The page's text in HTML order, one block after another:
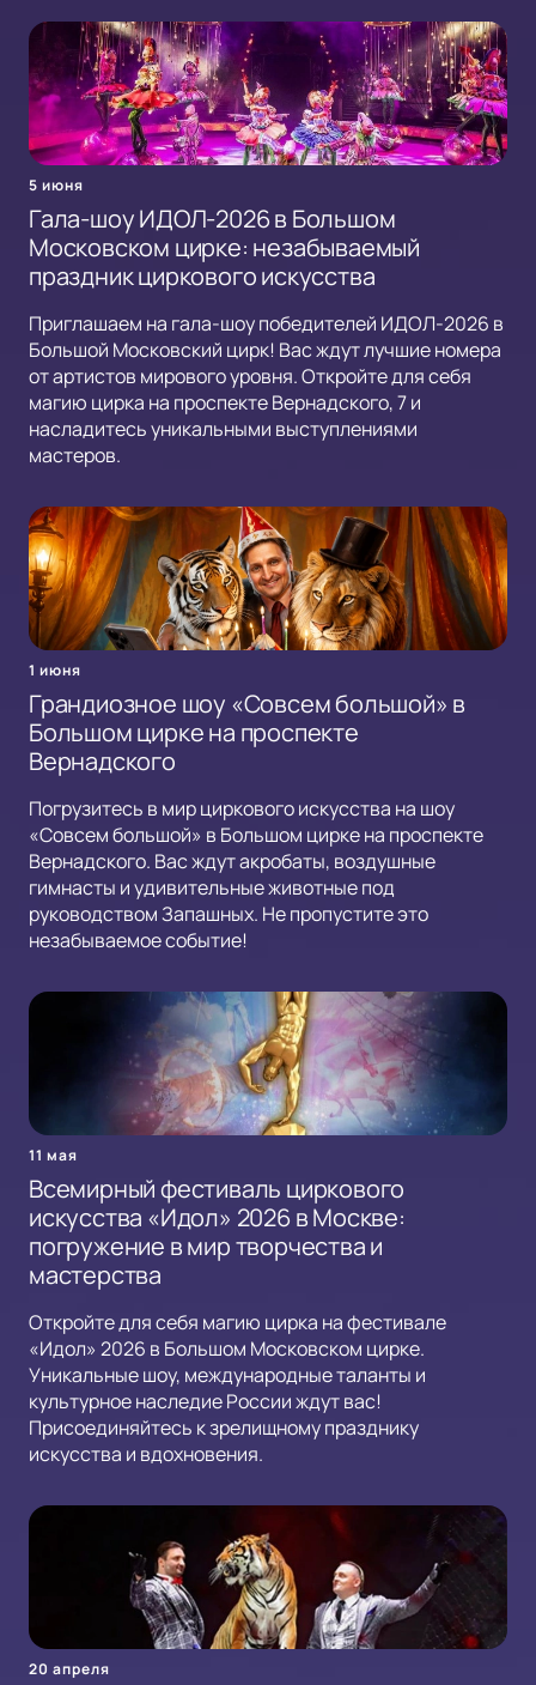
5 июня
Гала-шоу ИДОЛ-2026 в Большом
Московском цирке: незабываемый
праздник циркового искусства
Приглашаем на гала-шоу победителей ИДОЛ-2026 в
Большой Московский цирк! Вас ждут лучшие номера
от артистов мирового уровня. Откройте для себя
магию цирка на проспекте Вернадского, 7 и
насладитесь уникальными выступлениями
мастеров.
1 июня
Грандиозное шоу «Совсем большой» в
Большом цирке на проспекте
Вернадского
Погрузитесь в мир циркового искусства на шоу
«Совсем большой» в Большом цирке на проспекте
Вернадского. Вас ждут акробаты, воздушные
гимнасты и удивительные животные под
руководством Запашных. Не пропустите это
незабываемое событие!
11 мая
Всемирный фестиваль циркового
искусства «Идол» 2026 в Москве:
погружение в мир творчества и
мастерства
Откройте для себя магию цирка на фестивале
«Идол» 2026 в Большом Московском цирке.
Уникальные шоу, международные таланты и
культурное наследие России ждут вас!
Присоединяйтесь к зрелищному празднику
искусства и вдохновения.
20 апреля